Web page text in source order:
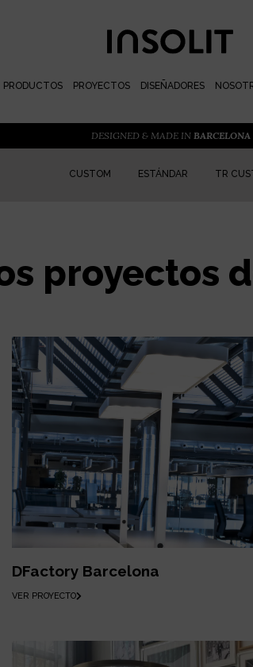
PRODUCTOS PROYECTOS DISEÑADORES
DESIGNED & MADE IN BARCELONA
CUSTOM ESTÁNDAR TR
proyectos
DFactory Barcelona
VER PROYECTO